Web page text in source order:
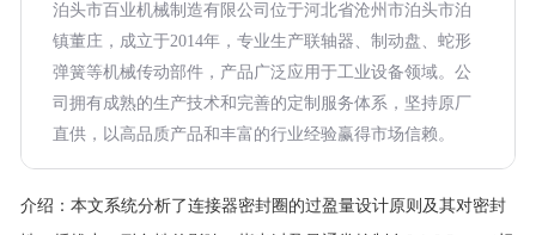
泊头市百业机械制造有限公司位于河北省沧州市泊头市泊
镇董庄，成立于2014年，专业生产联轴器、制动盘、蛇形
弹簧等机械传动部件，产品广泛应用于工业设备领域。公
司拥有成熟的生产技术和完善的定制服务体系，坚持原厂
直供，以高品质产品和丰富的行业经验赢得市场信赖。
介绍： 本文系统分析了连接器密封圈的过盈量设计原则及其对密封